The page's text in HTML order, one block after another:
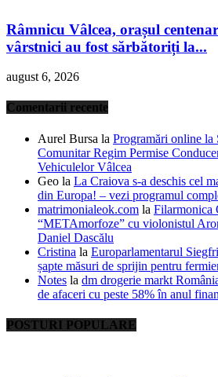
Râmnicu Vâlcea, orașul
vârstnici au fost sărbătoriți la...
august 6, 2026
Comentarii recente
Aurel Bursa la Programări online
Comunitar Regim Permise
Vehiculelor Vâlcea
Geo la La Craiova s-a deschis cel
din Europa! – vezi programul
matrimonialeok.com la Filarmonica
“METAmorfoze” cu violonistul
Daniel Dascălu
Cristina la Europarlamentarul
șapte măsuri de sprijin pentru
Notes la dm drogerie markt
de afaceri cu peste 58% în anul
POSTURI POPULARE